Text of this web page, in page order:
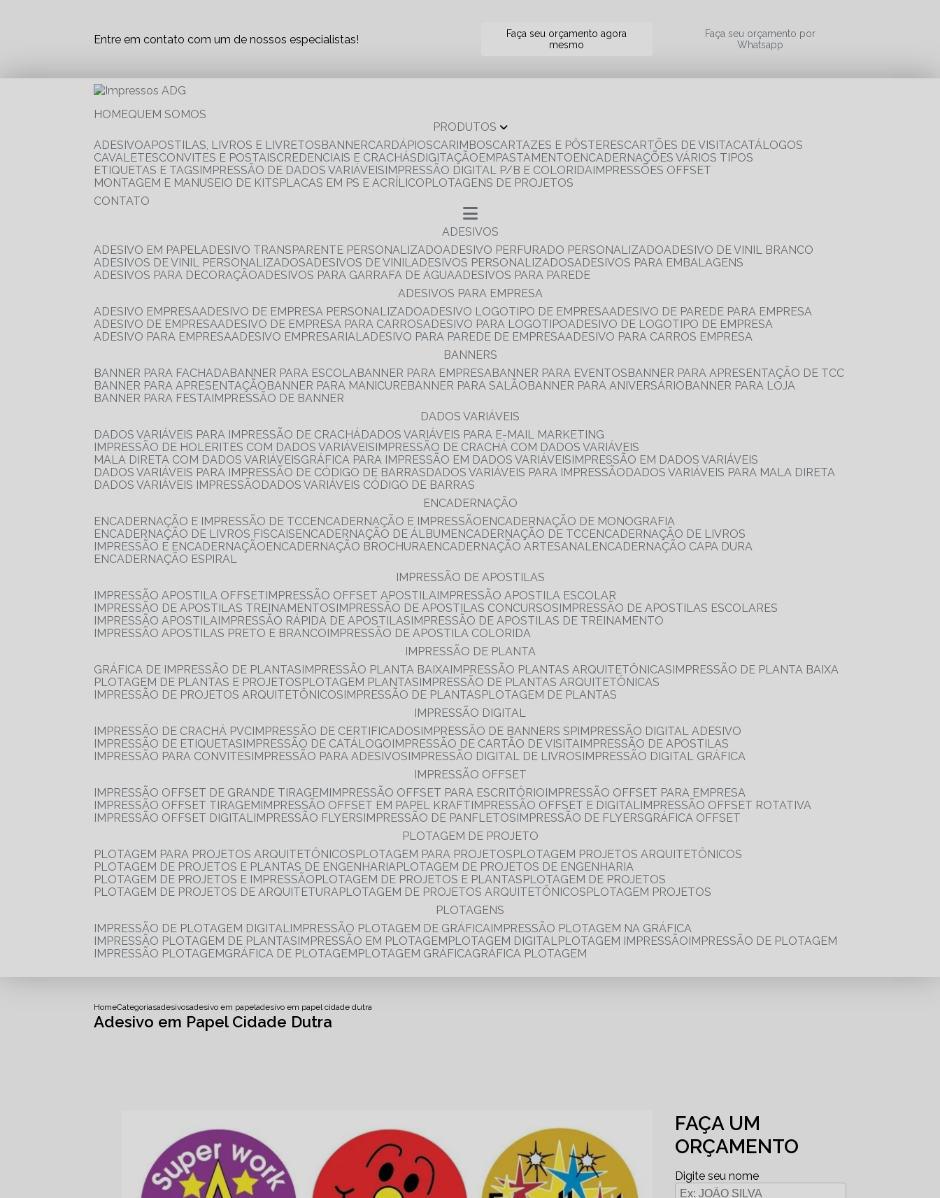
Entre em contato com um de nossos especialistas!
Faça seu orçamento agora
mesmo
Faça seu orçamento por
Whatsapp
HOME
QUEM SOMOS
PRODUTOS
ADESIVO
APOSTILAS, LIVROS E LIVRETOS BANNER CARDÁPIOS CARIMBOS CARTAZES E PÔSTERES CARTÕES DE VISITA
CATÁLOGOS
CAVALETES
CONVITES E POSTAIS CREDENCIAIS E CRACHÁS DIGITAÇÃO EMPASTAMENTO
ENCADERNAÇÕES VÁRIOS TIPOS
ETIQUETAS E TAGS IMPRESSÃO DE DADOS VARIÁVEIS IMPRESSÃO DIGITAL P/B E COLORIDA IMPRESSÕES OFFSET
MONTAGEM E MANUSEIO DE KITS
PLACAS EM PS E ACRÍLICO
PLOTAGENS DE PROJETOS
CONTATO
ADESIVOS
ADESIVO EM PAPEL
ADESIVO TRANSPARENTE PERSONALIZADO ADESIVO PERFURADO PERSONALIZADO
ADESIVO DE VINIL BRANCO
ADESIVOS DE VINIL PERSONALIZADOS
ADESIVOS DE VINIL ADESIVOS PERSONALIZADOS
ADESIVOS PARA EMBALAGENS
ADESIVOS PARA DECORAÇÃO
ADESIVOS PARA GARRAFA DE ÁGUA
ADESIVOS PARA PAREDE
ADESIVOS PARA EMPRESA
ADESIVO EMPRESA
ADESIVO DE EMPRESA PERSONALIZADO ADESIVO LOGOTIPO DE EMPRESA
ADESIVO DE PAREDE PARA EMPRESA
ADESIVO DE EMPRESA
ADESIVO DE EMPRESA PARA CARROS ADESIVO PARA LOGOTIPO
ADESIVO DE LOGOTIPO DE EMPRESA
ADESIVO PARA EMPRESA
ADESIVO EMPRESARIAL ADESIVO PARA PAREDE DE EMPRESA
ADESIVO PARA CARROS EMPRESA
BANNERS
BANNER PARA FACHADA
BANNER PARA ESCOLA BANNER PARA EMPRESA BANNER PARA EVENTOS
BANNER PARA APRESENTAÇÃO DE TCC
BANNER PARA APRESENTAÇÃO
BANNER PARA MANICURE BANNER PARA SALÃO BANNER PARA ANIVERSÁRIO
BANNER PARA LOJA
BANNER PARA FESTA IMPRESSÃO DE BANNER
DADOS VARIÁVEIS
DADOS VARIÁVEIS PARA IMPRESSÃO DE CRACHÁ
DADOS VARIÁVEIS PARA E-MAIL MARKETING
IMPRESSÃO DE HOLERITES COM DADOS VARIÁVEIS IMPRESSÃO DE CRACHÁ COM DADOS VARIÁVEIS
MALA DIRETA COM DADOS VARIÁVEIS
GRÁFICA PARA IMPRESSÃO EM DADOS VARIÁVEIS IMPRESSÃO EM DADOS VARIÁVEIS
DADOS VARIÁVEIS PARA IMPRESSÃO DE CÓDIGO DE BARRAS
DADOS VARIÁVEIS PARA IMPRESSÃO
DADOS VARIÁVEIS PARA MALA DIRETA
DADOS VARIÁVEIS IMPRESSÃO
DADOS VARIÁVEIS CÓDIGO DE BARRAS
ENCADERNAÇÃO
ENCADERNAÇÃO E IMPRESSÃO DE TCC
ENCADERNAÇÃO E IMPRESSÃO
ENCADERNAÇÃO DE MONOGRAFIA
ENCADERNAÇÃO DE LIVROS FISCAIS
ENCADERNAÇÃO DE ÁLBUM ENCADERNAÇÃO DE TCC
ENCADERNAÇÃO DE LIVROS
IMPRESSÃO E ENCADERNAÇÃO
ENCADERNAÇÃO BROCHURA ENCADERNAÇÃO ARTESANAL
ENCADERNAÇÃO CAPA DURA
ENCADERNAÇÃO ESPIRAL
IMPRESSÃO DE APOSTILAS
IMPRESSÃO APOSTILA OFFSET IMPRESSÃO OFFSET APOSTILA IMPRESSÃO APOSTILA ESCOLAR
IMPRESSÃO DE APOSTILAS TREINAMENTOS IMPRESSÃO DE APOSTILAS CONCURSOS IMPRESSÃO DE APOSTILAS ESCOLARES
IMPRESSÃO APOSTILA IMPRESSÃO RÁPIDA DE APOSTILAS IMPRESSÃO DE APOSTILAS DE TREINAMENTO
IMPRESSÃO APOSTILAS PRETO E BRANCO IMPRESSÃO DE APOSTILA COLORIDA
IMPRESSÃO DE PLANTA
GRÁFICA DE IMPRESSÃO DE PLANTAS IMPRESSÃO PLANTA BAIXA IMPRESSÃO PLANTAS ARQUITETÔNICAS IMPRESSÃO DE PLANTA BAIXA
PLOTAGEM DE PLANTAS E PROJETOS
PLOTAGEM PLANTAS IMPRESSÃO DE PLANTAS ARQUITETÔNICAS
IMPRESSÃO DE PROJETOS ARQUITETÔNICOS IMPRESSÃO DE PLANTAS
PLOTAGEM DE PLANTAS
IMPRESSÃO DIGITAL
IMPRESSÃO DE CRACHÁ PVC IMPRESSÃO DE CERTIFICADOS IMPRESSÃO DE BANNERS SP IMPRESSÃO DIGITAL ADESIVO
IMPRESSÃO DE ETIQUETAS IMPRESSÃO DE CATÁLOGO IMPRESSÃO DE CARTÃO DE VISITA IMPRESSÃO DE APOSTILAS
IMPRESSÃO PARA CONVITES IMPRESSÃO PARA ADESIVOS IMPRESSÃO DIGITAL DE LIVROS IMPRESSÃO DIGITAL GRÁFICA
IMPRESSÃO OFFSET
IMPRESSÃO OFFSET DE GRANDE TIRAGEM IMPRESSÃO OFFSET PARA ESCRITÓRIO IMPRESSÃO OFFSET PARA EMPRESA
IMPRESSÃO OFFSET TIRAGEM IMPRESSÃO OFFSET EM PAPEL KRAFT IMPRESSÃO OFFSET E DIGITAL IMPRESSÃO OFFSET ROTATIVA
IMPRESSÃO OFFSET DIGITAL IMPRESSÃO FLYERS IMPRESSÃO DE PANFLETOS IMPRESSÃO DE FLYERS
GRÁFICA OFFSET
PLOTAGEM DE PROJETO
PLOTAGEM PARA PROJETOS ARQUITETÔNICOS
PLOTAGEM PARA PROJETOS
PLOTAGEM PROJETOS ARQUITETÔNICOS
PLOTAGEM DE PROJETOS E PLANTAS DE ENGENHARIA
PLOTAGEM DE PROJETOS DE ENGENHARIA
PLOTAGEM DE PROJETOS E IMPRESSÃO
PLOTAGEM DE PROJETOS E PLANTAS
PLOTAGEM DE PROJETOS
PLOTAGEM DE PROJETOS DE ARQUITETURA
PLOTAGEM DE PROJETOS ARQUITETÔNICOS
PLOTAGEM PROJETOS
PLOTAGENS
IMPRESSÃO DE PLOTAGEM DIGITAL IMPRESSÃO PLOTAGEM DE GRÁFICA IMPRESSÃO PLOTAGEM NA GRÁFICA
IMPRESSÃO PLOTAGEM DE PLANTAS IMPRESSÃO EM PLOTAGEM PLOTAGEM DIGITAL PLOTAGEM IMPRESSÃO IMPRESSÃO DE PLOTAGEM
IMPRESSÃO PLOTAGEM
GRÁFICA DE PLOTAGEM PLOTAGEM GRÁFICA GRÁFICA PLOTAGEM
HomeCategoriasadesivosadesivo em papeladesivo em papel cidade dutra
Adesivo em Papel Cidade Dutra
FAÇA UM
ORÇAMENTO
Digite seu nome